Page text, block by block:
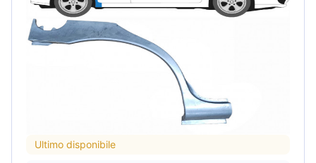
Ultimo disponibile